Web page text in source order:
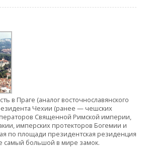
в Праге (аналог восточнославянского
Чехии (ранее — чешских
Священной Римской империи,
имперских протекторов Богемии и
по площади президентская резиденция
самый большой в мире замок.